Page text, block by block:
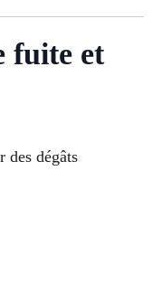
fuite et
des dégâts